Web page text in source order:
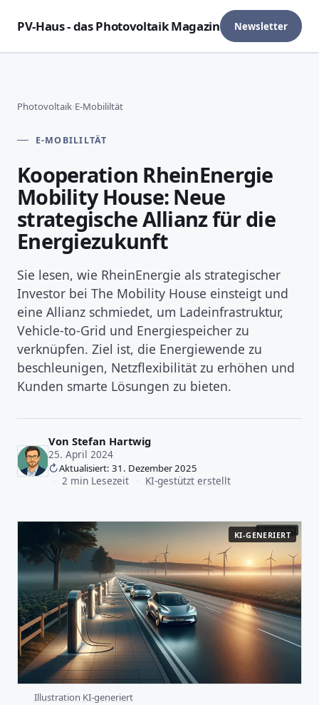
PV-Haus - das Photovoltaik Magazin Newsletter
Photovoltaik›E-Mobililtät
E-MOBILILTÄT
Kooperation RheinEnergie
Mobility House: Neue
strategische Allianz für die
Energiezukunft
Sie lesen, wie RheinEnergie als strategischer
Investor bei The Mobility House einsteigt und
eine Allianz schmiedet, um Ladeinfrastruktur,
Vehicle‑to‑Grid und Energiespeicher zu
verknüpfen. Ziel ist, die Energiewende zu
beschleunigen, Netzflexibilität zu erhöhen und
Kunden smarte Lösungen zu bieten.
Von Stefan Hartwig
25. April 2024
Aktualisiert: 31. Dezember 2025
2 min Lesezeit KI-gestützt erstellt
KI-GENERIERT
Illustration KI-generiert